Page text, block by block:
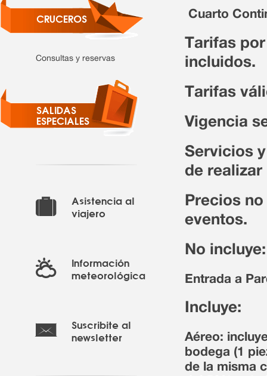
CRUCEROS
Consultas y reservas
SALIDAS
ESPECIALES
Asistencia al
viajero
Información
meteorológica
Suscribite al
newsletter
Cuarto
Tarifas
incluidos.
Tarifas
Vigencia
Servicios
de realizar
Precios
eventos.
No incluye:
Entrada a
Incluye:
Aéreo:
bodega (1
de la misma